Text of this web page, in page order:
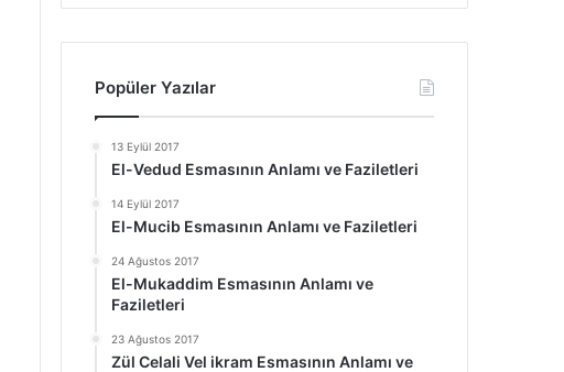
Popüler Yazılar
13 Eylül 2017
El-Vedud Esmasının Anlamı ve Faziletleri
14 Eylül 2017
El-Mucib Esmasının Anlamı ve Faziletleri
24 Ağustos 2017
El-Mukaddim Esmasının Anlamı ve
Faziletleri
23 Ağustos 2017
Zül Celali Vel ikram Esmasının Anlamı ve